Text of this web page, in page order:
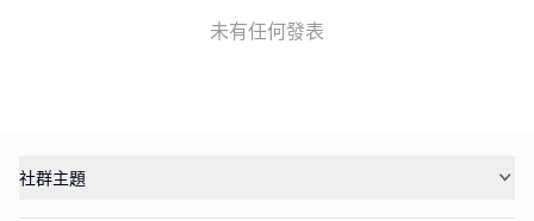
未有任何發表
社群主題